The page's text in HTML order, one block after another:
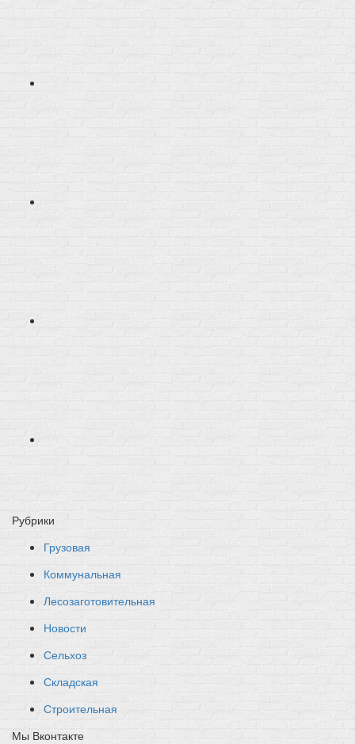
Рубрики
Грузовая
Коммунальная
Лесозаготовительная
Новости
Сельхоз
Складская
Строительная
Мы Вконтакте